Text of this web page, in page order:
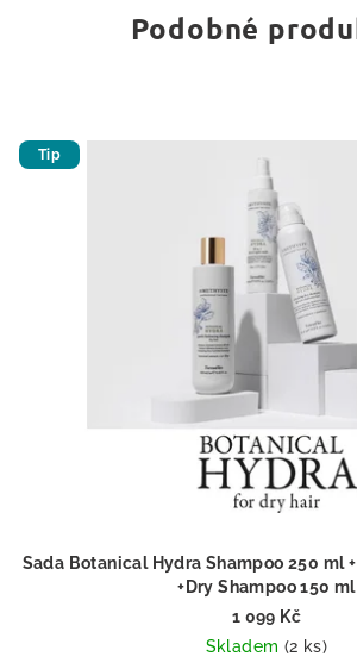
Podobné
Tip
Sada Botanical Hydra Shampoo 250 ml
+Dry Shampoo 150 ml
1 099 Kč
Skladem (2 ks)